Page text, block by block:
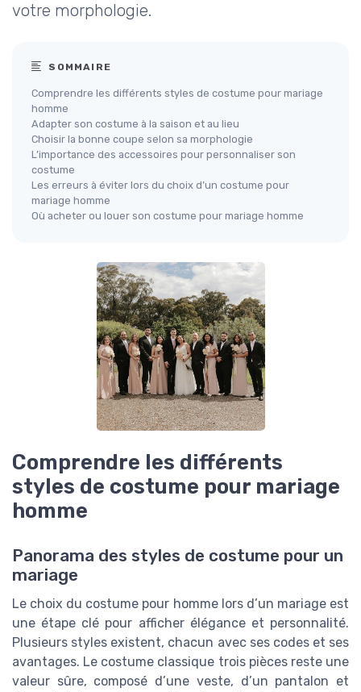
votre morphologie.
SOMMAIRE
Comprendre les différents styles de costume pour mariage
homme
Adapter son costume à la saison et au lieu
Choisir la bonne coupe selon sa morphologie
L’importance des accessoires pour personnaliser son
costume
Les erreurs à éviter lors du choix d’un costume pour
mariage homme
Où acheter ou louer son costume pour mariage homme
Comprendre les différents
styles de costume pour mariage
homme
Panorama des styles de costume pour un
mariage
Le choix du costume pour homme lors d’un mariage est
une étape clé pour afficher élégance et personnalité.
Plusieurs styles existent, chacun avec ses codes et ses
avantages. Le costume classique trois pièces reste une
valeur sûre, composé d’une veste, d’un pantalon et